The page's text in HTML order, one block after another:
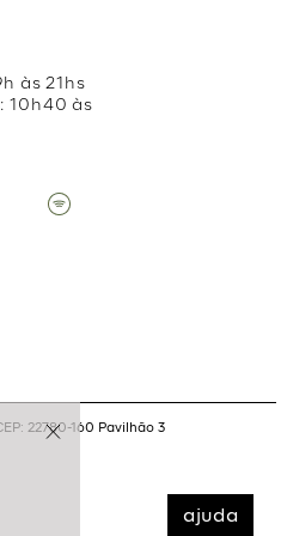
ajuda
às 21hs
10h40 às
22780-160 Pavilhão 3